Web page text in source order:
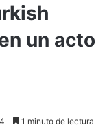
un acto
1 minuto de lectura